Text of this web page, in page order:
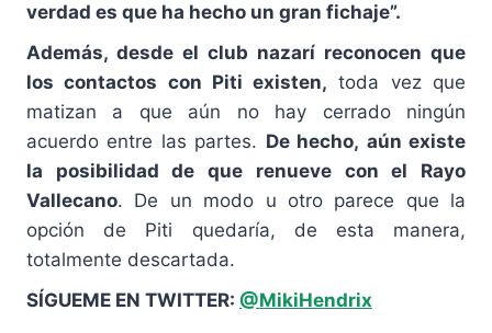
verdad es que ha hecho un gran fichaje”.
Además, desde el club nazarí reconocen que
los contactos con Piti existen, toda vez que
matizan a que aún no hay cerrado ningún
acuerdo entre las partes. De hecho, aún existe
la posibilidad de que renueve con el Rayo
Vallecano. De un modo u otro parece que la
opción de Piti quedaría, de esta manera,
totalmente descartada.
SÍGUEME EN TWITTER: @MikiHendrix